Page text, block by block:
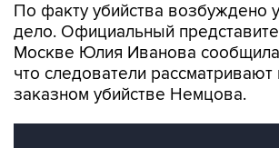
По факту убийства возбуждено
дело. Официальный
Москве Юлия Иванова
что следователи
заказном убийстве Немцова.